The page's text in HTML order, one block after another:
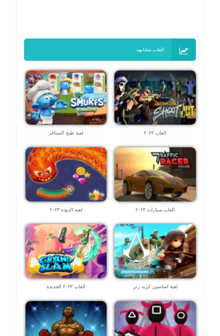
العاب مشابهه
العاب ٢٠٢٣ لعبة طبخ السنافر
العاب سيارات ٢٠٢٣ لعبة الدودة ٢٠٢٣
لعبة اساسين كريد رنر العاب ٢٠٢٢ الجديدة